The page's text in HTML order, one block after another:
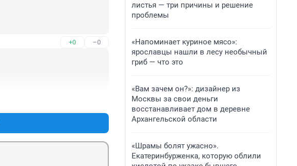
+0 –0
листья — три причины и решение
проблемы
«Напоминает куриное мясо»:
ярославцы нашли в лесу необычный
гриб — что это
«Вам зачем он?»: дизайнер из
Москвы за свои деньги
восстанавливает дом в деревне
Архангельской области
«Шрамы болят ужасно».
Екатеринбурженка, которую облили